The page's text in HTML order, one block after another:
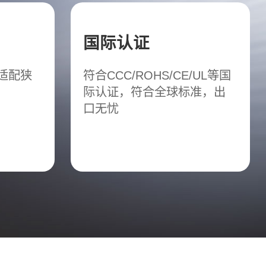
配狭
国际认证
符合CCC/ROHS/CE/UL等国
际认证，符合全球标准，出
口无忧